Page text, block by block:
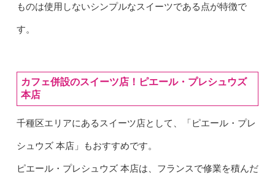
ものは使用しないシンプルなスイーツである点が特徴で
す。
カフェ併設のスイーツ店！ピエール・プレシュウズ
本店
千種区エリアにあるスイーツ店として、「ピエール・プレ
シュウズ 本店」もおすすめです。
ピエール・プレシュウズ 本店は、フランスで修業を積んだ